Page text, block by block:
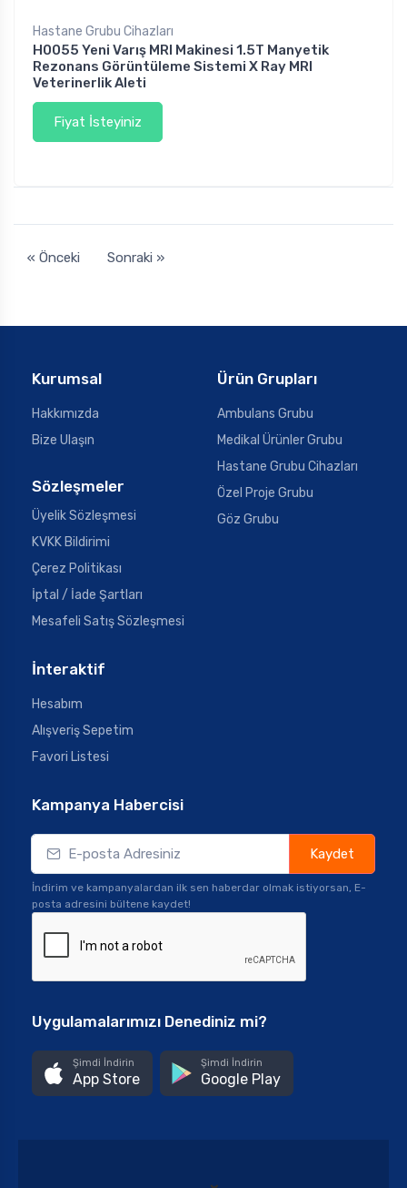
Hastane Grubu Cihazları
H0055 Yeni Varış MRI Makinesi 1.5T Manyetik
Rezonans Görüntüleme Sistemi X Ray MRI
Veterinerlik Aleti
Fiyat İsteyiniz
« Önceki Sonraki »
Kurumsal
Hakkımızda
Bize Ulaşın
Sözleşmeler
Üyelik Sözleşmesi
KVKK Bildirimi
Çerez Politikası
İptal / İade Şartları
Mesafeli Satış Sözleşmesi
Ürün Grupları
Ambulans Grubu
Medikal Ürünler Grubu
Hastane Grubu Cihazları
Özel Proje Grubu
Göz Grubu
İnteraktif
Hesabım
Alışveriş Sepetim
Favori Listesi
Kampanya Habercisi
Kaydet
İndirim ve kampanyalardan ilk sen haberdar olmak istiyorsan, E-
posta adresini bültene kaydet!
Uygulamalarımızı Denediniz mi?
Şimdi İndirin
App Store
Şimdi İndirin
Google Play